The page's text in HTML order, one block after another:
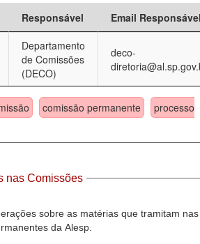
Responsável
Email
Departamento
de Comissões
(DECO)
deco-
comissão permanente
processo
nas Comissões
sobre as matérias que tramitam nas
da Alesp.